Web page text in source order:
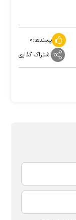
پسندها:۰
اشتراک گذاری